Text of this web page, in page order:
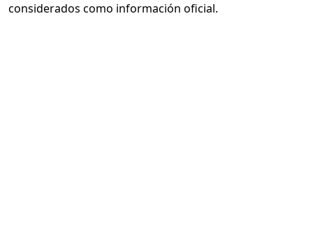
considerados como información oficial.